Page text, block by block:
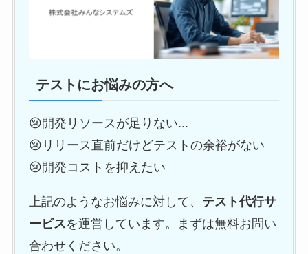
テストにお悩みの方へ
😢開発リソースが足りない...
😢リリース直前だけどテストの余裕がない
😢開発コストを抑えたい
上記のようなお悩みに対して、 テスト代行サ
ービスを運営しています。まずは無料お問い
合わせください。